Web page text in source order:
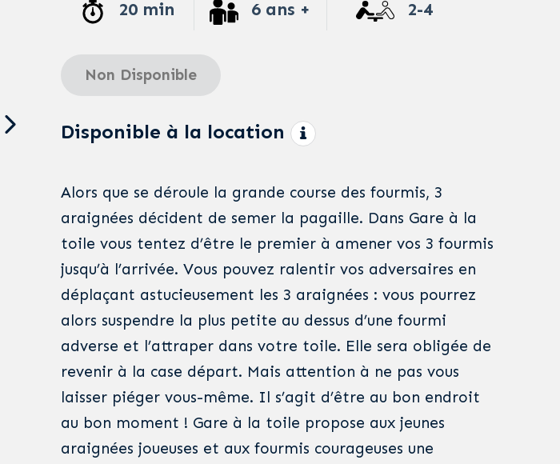
20 min 6 ans + 2-4
Non Disponible
Disponible à la location
Alors que se déroule la grande course des fourmis, 3
araignées décident de semer la pagaille. Dans Gare à la
toile vous tentez d’être le premier à amener vos 3 fourmis
jusqu’à l’arrivée. Vous pouvez ralentir vos adversaires en
déplaçant astucieusement les 3 araignées : vous pourrez
alors suspendre la plus petite au dessus d’une fourmi
adverse et l’attraper dans votre toile. Elle sera obligée de
revenir à la case départ. Mais attention à ne pas vous
laisser piéger vous-même. Il s’agit d’être au bon endroit
au bon moment ! Gare à la toile propose aux jeunes
araignées joueuses et aux fourmis courageuses une